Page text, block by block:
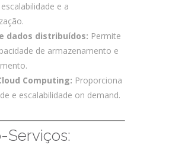
e a
dados distribuídos: Permite
de armazenamento e
Computing: Proporciona
e escalabilidade on demand.
Serviços: